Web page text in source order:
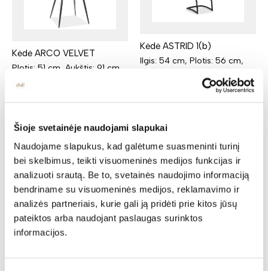
Šioje svetainėje naudojami slapukai
Naudojame slapukus, kad galėtume suasmeninti turinį
bei skelbimus, teikti visuomeninės medijos funkcijas ir
analizuoti srautą. Be to, svetainės naudojimo informaciją
bendriname su visuomeninės medijos, reklamavimo ir
analizės partneriais, kurie gali ją pridėti prie kitos jūsų
pateiktos arba naudojant paslaugas surinktos
informacijos.
Kėdė ARCO VELVET
Plotis: 51 cm, Aukštis: 91 cm
Yra kelių spalvų
Kėdė ASTRID 1(b)
Ilgis: 54 cm, Plotis: 56 cm,